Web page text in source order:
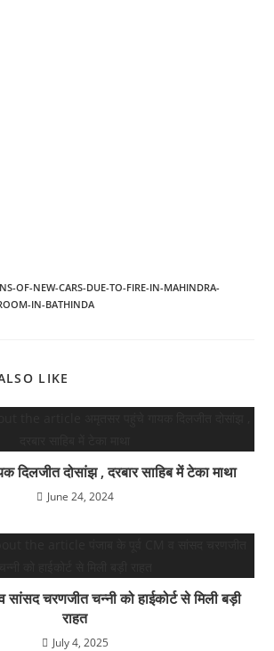
OF-NEW-CARS-DUE-TO-FIRE-IN-MAHINDRA-
IN-BATHINDA
LIKE
दिलजीत दोसांझ , दरबार साहिब में टेका माथा
June 24, 2024
सांसद चरणजीत चन्नी को हाईकोर्ट से मिली बड़ी
राहत
July 4, 2025